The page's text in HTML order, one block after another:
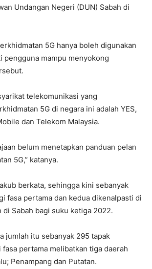
Undangan Negeri (DUN) Sabah di
5G hanya boleh digunakan
pengguna mampu menyokong
telekomunikasi yang
5G di negara ini adalah YES,
dan Telekom Malaysia.
belum menetapkan panduan pelan
5G,” katanya.
berkata, sehingga kini sebanyak
fasa pertama dan kedua dikenalpasti di
di Sabah bagi suku ketiga 2022.
jumlah itu sebanyak 295 tapak
pertama melibatkan tiga daerah
Penampang dan Putatan.